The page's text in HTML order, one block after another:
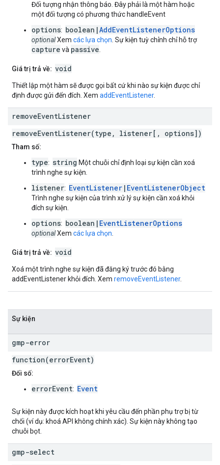
Đối tượng nhận thông báo. Đây phải là một hàm hoặc
một đối tượng có phương thức handleEvent
options: boolean|AddEventListenerOptions
optionalXem các lựa chọn. Sự kiện tuỳ chỉnh chỉ hỗ trợ
capture và passive.
Giá trị trả về: void
Thiết lập một hàm sẽ được gọi bất cứ khi nào sự kiện được chỉ
định được gửi đến đích. Xem addEventListener.
removeEventListener
removeEventListener(type, listener[, options])
Tham số:
type: string Một chuỗi chỉ định loại sự kiện cần xoá
trình nghe sự kiện.
listener: EventListener | EventListenerObject
Trình nghe sự kiện của trình xử lý sự kiện cần xoá khỏi
đích sự kiện.
options: boolean| EventListenerOptions
optionalXem các lựa chọn.
Giá trị trả về: void
Xoá một trình nghe sự kiện đã đăng ký trước đó bằng
addEventListener khỏi đích. Xem removeEventListener.
Sự kiện
gmp-error
function(errorEvent)
Đối số:
errorEvent: Event
Sự kiện này được kích hoạt khi yêu cầu đến phần phụ trợ bị từ
chối (ví dụ: khoá API không chính xác). Sự kiện này không tạo
chuỗi bọt.
gmp-select